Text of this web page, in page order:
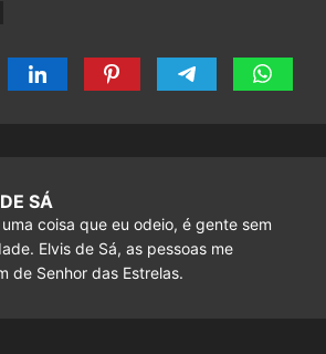
SÁ
coisa que eu odeio, é gente sem
Elvis de Sá, as pessoas me
de Senhor das Estrelas.